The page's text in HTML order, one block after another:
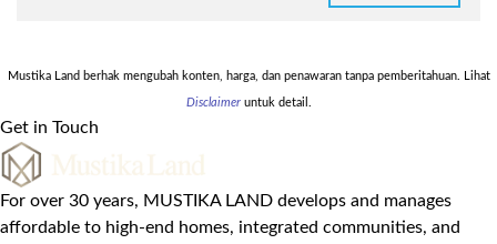
Mustika Land berhak mengubah konten, harga, dan penawaran tanpa pemberitahuan. Lihat
Disclaimeruntuk detail.
Get in Touch
For over 30 years, MUSTIKA LAND develops and manages
affordable to high-end homes, integrated communities, and